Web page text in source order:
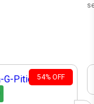
54% OFF